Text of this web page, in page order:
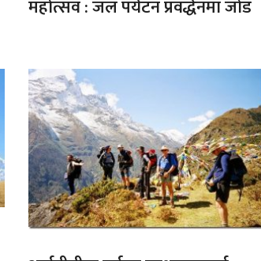
महोत्सव : जल पर्यटन प्रवर्द्धनमा जोड